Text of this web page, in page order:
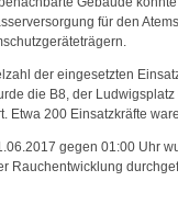
für den
der eingesetzten
die B8, der
Etwa 200 Einsatzkräfte
gegen 01:00 Uhr
Rauchentwicklung